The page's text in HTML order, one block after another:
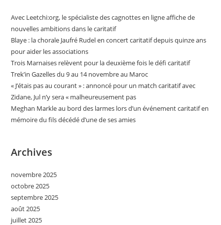
Avec Leetchi:org, le spécialiste des cagnottes en ligne affiche de
nouvelles ambitions dans le caritatif
Blaye : la chorale Jaufré Rudel en concert caritatif depuis quinze ans
pour aider les associations
Trois Marnaises relèvent pour la deuxième fois le défi caritatif
Trek’in Gazelles du 9 au 14 novembre au Maroc
« J’étais pas au courant » : annoncé pour un match caritatif avec
Zidane, Jul n’y sera « malheureusement pas
Meghan Markle au bord des larmes lors d’un événement caritatif en
mémoire du fils décédé d’une de ses amies
Archives
novembre 2025
octobre 2025
septembre 2025
août 2025
juillet 2025